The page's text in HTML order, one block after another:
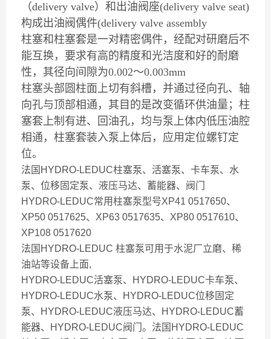
（delivery valve）和出油阀座(delivery valve seat)
构成出油阀偶件(delivery valve assembly
柱塞和柱塞套是一对精密偶件，经配对研磨后不
能互换，要求有高的精度和光洁度和好的耐磨
性，其径向间隙为0.002～0.003mm
柱塞头部圆柱面上切有斜槽，并通过径向孔、轴
向孔与顶部相通，其目的是改变循环供油量；柱
塞套上制有进、回油孔，均与泵上体内低压油腔
相通，柱塞套装入泵上体后，应用定位螺钉定
位。
法国HYDRO-LEDUC柱塞泵、活塞泵、卡车泵、水
泵、位移固定泵、液压马达、蓄能器、阀门
HYDRO-LEDUC常用柱塞泵型号XP41 0517650、
XP50 0517625、XP63 0517635、XP80 0517610、
XP108 0517620
法国HYDRO-LEDUC 柱塞泵可用于水泥厂立磨、稀
油站等设备上面,
HYDRO-LEDUC活塞泵、HYDRO-LEDUC卡车泵、
HYDRO-LEDUC水泵、HYDRO-LEDUC位移固定
泵、HYDRO-LEDUC液压马达、HYDRO-LEDUC蓄
能器、HYDRO-LEDUC阀门。法国HYDRO-LEDUC